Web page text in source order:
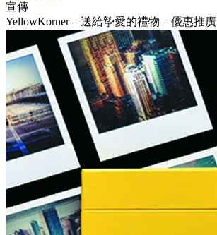
宣傳
YellowKorner – 送給摯愛的禮物 – 優惠推廣